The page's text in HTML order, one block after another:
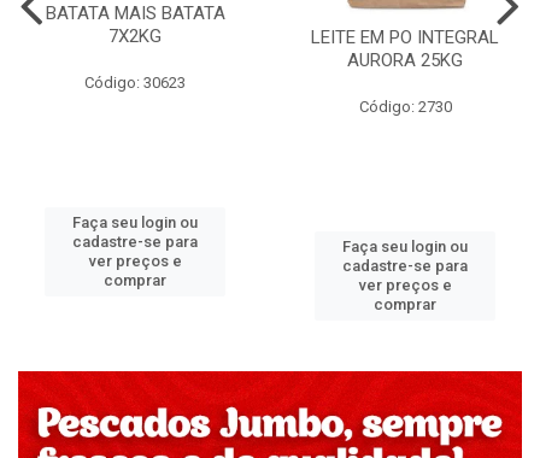
BATATA MAIS BATATA
7X2KG
Código: 30623
Faça seu login ou
cadastre-se para
ver preços e
comprar
LEITE EM PO INTEGRAL
AURORA 25KG
Código: 2730
Faça seu login ou
cadastre-se para
ver preços e
comprar